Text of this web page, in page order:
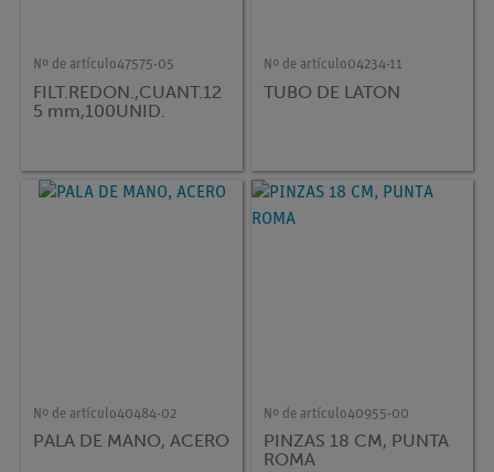
Nº de artículo47575-05
FILT.REDON.,CUANT.12
5 mm,100UNID.
Nº de artículo04234-11
TUBO DE LATON
Nº de artículo40484-02
PALA DE MANO, ACERO
Nº de artículo40955-00
PINZAS 18 CM, PUNTA
ROMA